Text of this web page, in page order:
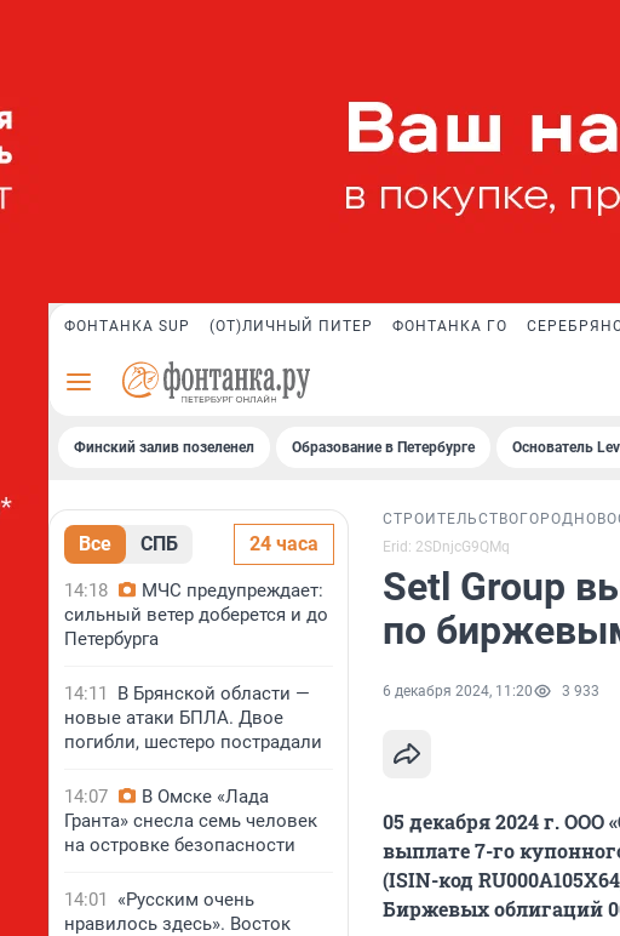
ФОНТАНКА SUP (ОТ)ЛИЧНЫЙ ПИТЕР ФОНТАНКА ГО
Финский залив позеленел Образование в Петербурге Основатель
Все СПБ 24 часа
14:18
МЧС предупреждает:
сильный ветер доберется и до
Петербурга
14:11
В Брянской области —
новые атаки БПЛА. Двое
погибли, шестеро пострадали
14:07
В Омске «Лада
Гранта» снесла семь человек
на островке безопасности
14:01
«Русским очень
нравилось здесь». Восток
СТРОИТЕЛЬСТВО ГОРОД
Erid: 2SDnjcG9QMq
Setl Group
по
6 декабря 2024, 11:20 3 933
05 декабря 2024 г. ООО
выплате 7-го
(ISIN-код
Биржевых облигаций